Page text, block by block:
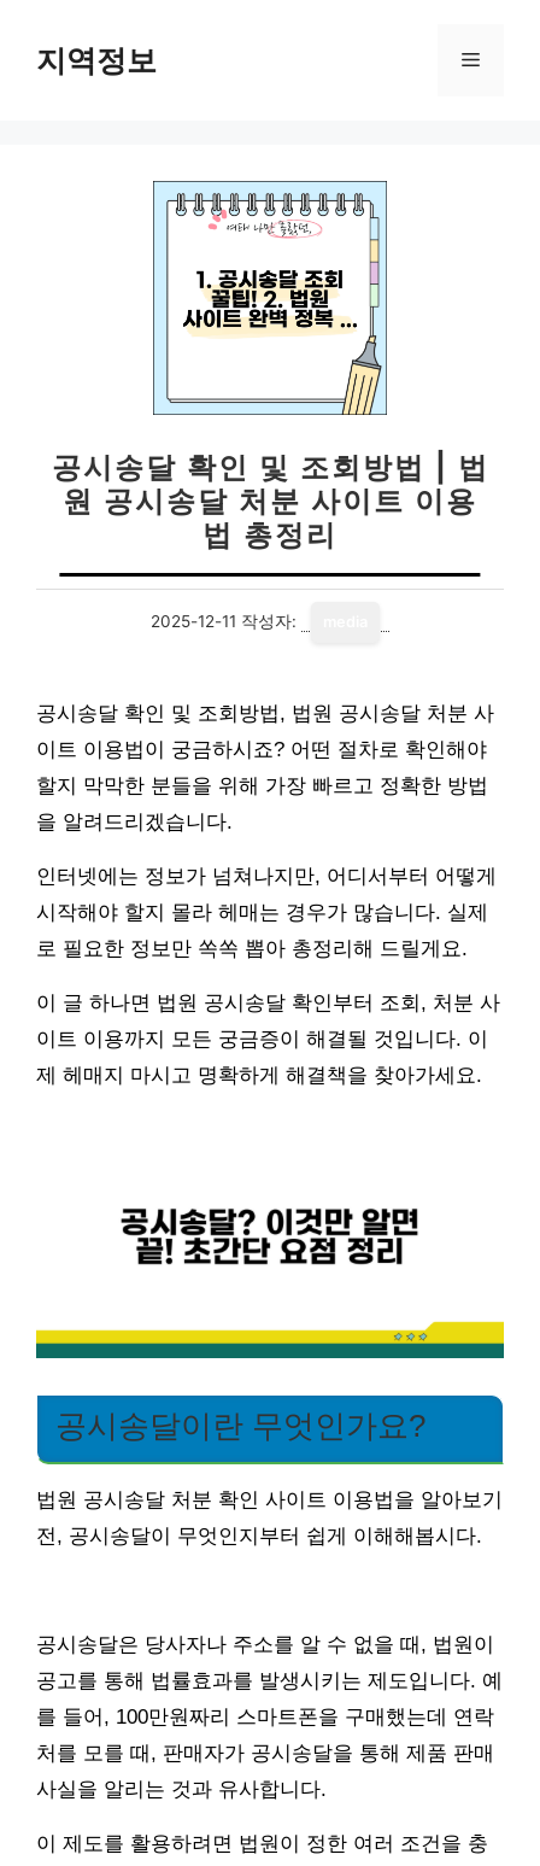
지역정보 메
공시송달 확인 및 조회방법 | 법
원 공시송달 처분 사이트 이용
법 총정리
2025-12-11 작성자:
공시송달 확인 및 조회방법, 법원 공시송달 처분 사
이트 이용법이 궁금하시죠? 어떤 절차로 확인해야
할지 막막한 분들을 위해 가장 빠르고 정확한 방법
을 알려드리겠습니다.
인터넷에는 정보가 넘쳐나지만, 어디서부터 어떻게
시작해야 할지 몰라 헤매는 경우가 많습니다. 실제
로 필요한 정보만 쏙쏙 뽑아 총정리해 드릴게요.
이 글 하나면 법원 공시송달 확인부터 조회, 처분 사
이트 이용까지 모든 궁금증이 해결될 것입니다. 이
제 헤매지 마시고 명확하게 해결책을 찾아가세요.
공시송달이란 무엇인가요?
법원 공시송달 처분 확인 사이트 이용법을 알아보기
전, 공시송달이 무엇인지부터 쉽게 이해해봅시다.
공시송달은 당사자나 주소를 알 수 없을 때, 법원이
공고를 통해 법률효과를 발생시키는 제도입니다. 예
를 들어, 100만원짜리 스마트폰을 구매했는데 연락
처를 모를 때, 판매자가 공시송달을 통해 제품 판매
사실을 알리는 것과 유사합니다.
이 제도를 활용하려면 법원이 정한 여러 조건을 충